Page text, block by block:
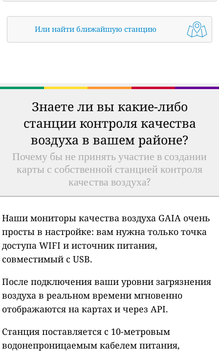
Или найти ближайшую станцию
Знаете ли вы какие-либо
станции контроля качества
воздуха в вашем районе?
Почему бы не принять участие в создании
карты с собственной станцией контроля
качества воздуха?
Наши мониторы качества воздуха GAIA очень
просты в настройке: вам нужна только точка
доступа WIFI и источник питания,
совместимый с USB.
После подключения ваши уровни загрязнения
воздуха в реальном времени мгновенно
отображаются на картах и через API.
Станция поставляется с 10-метровым
водонепроницаемым кабелем питания,